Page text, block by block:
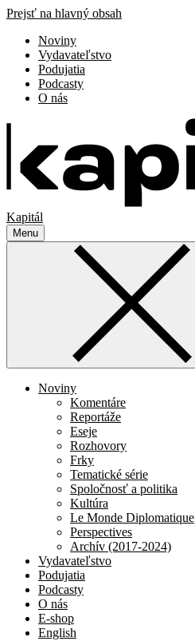
Prejsť na hlavný obsah
Noviny
Vydavateľstvo
Podujatia
Podcasty
O nás
Kapitál
Menu
Noviny
Komentáre
Reportáže
Eseje
Rozhovory
Frky
Tematické série
Spoločnosť a politika
Kultúra
Le Monde Diplomatique
Perspectives
Archív (2017-2024)
Vydavateľstvo
Podujatia
Podcasty
O nás
E-shop
English